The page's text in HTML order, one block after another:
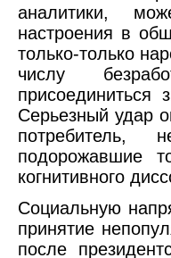
аналитики,
настроения в
только-только
числу
присоединиться
Серьезный удар
потребитель,
подорожавшие
когнитивного
Социальную
принятие
после